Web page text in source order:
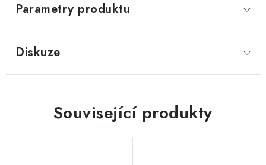
Parametry produktu
Diskuze
Související produkty